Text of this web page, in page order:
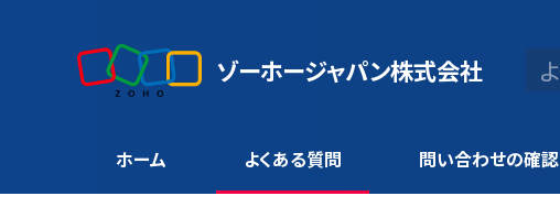
ゾーホージャパン株式会社
ホーム よくある質問 問い合わせの確認